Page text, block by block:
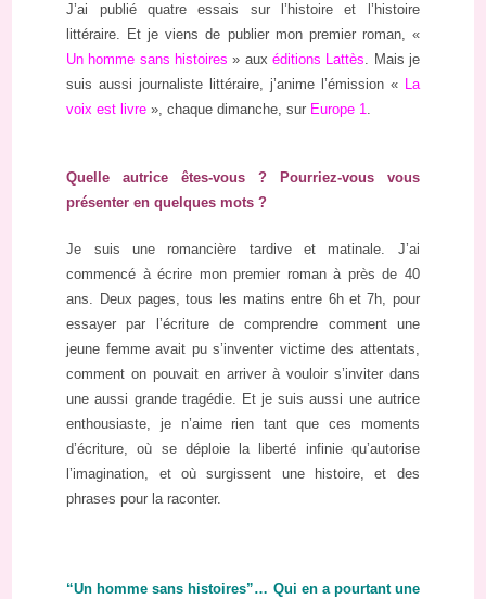
J’ai publié quatre essais sur l’histoire et l’histoire
littéraire. Et je viens de publier mon premier roman, «
Un homme sans histoires » aux éditions Lattès. Mais je
suis aussi journaliste littéraire, j’anime l’émission « La
voix est livre », chaque dimanche, sur Europe 1.
Quelle autrice êtes-vous ? Pourriez-vous vous
présenter en quelques mots ?
Je suis une romancière tardive et matinale. J’ai
commencé à écrire mon premier roman à près de 40
ans. Deux pages, tous les matins entre 6h et 7h, pour
essayer par l’écriture de comprendre comment une
jeune femme avait pu s’inventer victime des attentats,
comment on pouvait en arriver à vouloir s’inviter dans
une aussi grande tragédie. Et je suis aussi une autrice
enthousiaste, je n’aime rien tant que ces moments
d’écriture, où se déploie la liberté infinie qu’autorise
l’imagination, et où surgissent une histoire, et des
phrases pour la raconter.
“Un homme sans histoires”… Qui en a pourtant une